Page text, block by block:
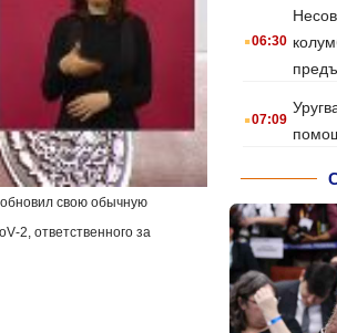
свою обычную
-2, ответственного за
.06:30
.07:09